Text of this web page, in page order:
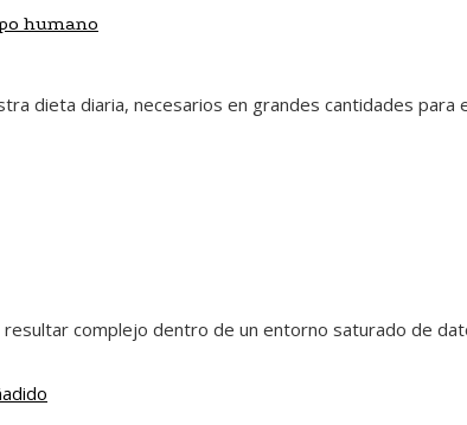
humano
dieta diaria, necesarios en grandes cantidades para
complejo dentro de un entorno saturado de